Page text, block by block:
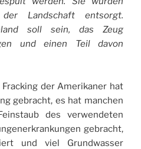
Landschaft entsorgt.
soll sein, das Zeug
und einen Teil davon
der Amerikaner hat
gebracht, es hat manchen
des verwendeten
gebracht,
und viel Grundwasser